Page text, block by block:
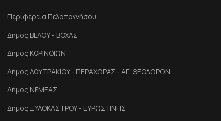
Περιφέρεια Πελοποννήσου
Δήμος ΒΕΛΟΥ - ΒΟΧΑΣ
Δήμος ΚΟΡΙΝΘΙΩΝ
Δήμος ΛΟΥΤΡΑΚΙΟΥ - ΠΕΡΑΧΩΡΑΣ - ΑΓ. ΘΕΟΔΩΡΩΝ
Δήμος ΝΕΜΕΑΣ
Δήμος ΞΥΛΟΚΑΣΤΡΟΥ - ΕΥΡΩΣΤΙΝΗΣ